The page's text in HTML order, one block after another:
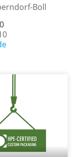
Boll